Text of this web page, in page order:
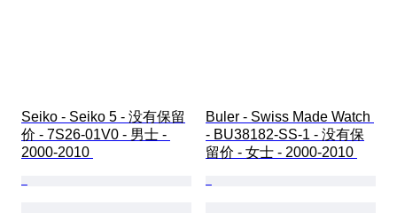
Seiko - Seiko 5 - 没有保留
价 - 7S26-01V0 - 男士 -
2000-2010
Buler - Swiss Made Watch
- BU38182-SS-1 - 没有保
留价 - 女士 - 2000-2010